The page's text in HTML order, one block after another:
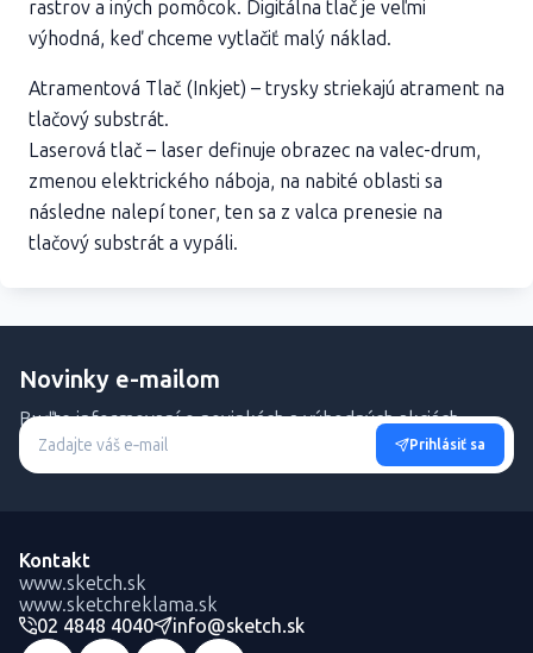
rastrov a iných pomôcok. Digitálna tlač je veľmi
výhodná, keď chceme vytlačiť malý náklad.
Atramentová Tlač (Inkjet) – trysky striekajú atrament na
tlačový substrát.
Laserová tlač – laser definuje obrazec na valec-drum,
zmenou elektrického náboja, na nabité oblasti sa
následne nalepí toner, ten sa z valca prenesie na
tlačový substrát a vypáli.
Novinky e-mailom
Buďte informovaní o novinkách a výhodných akciách.
Prihlásiť sa
Kontakt
www.sketch.sk
www.sketchreklama.sk
02 4848 4040
info@sketch.sk